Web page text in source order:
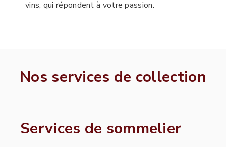
vins, qui répondent à votre passion.
Nos services de collection
Services de sommelier